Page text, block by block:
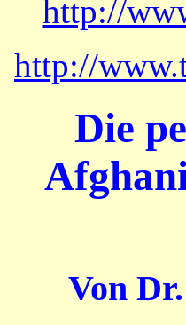
http://
http://
Die
Von